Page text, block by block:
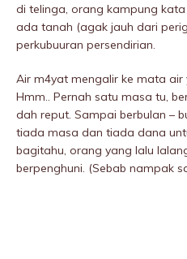
di telinga, orang kampung
ada tanah (agak jauh dari
perkubuuran persendirian.
Air m4yat mengalir ke mata
Hmm.. Pernah satu masa tu,
dah reput. Sampai berbulan –
tiada masa dan tiada dana
bagitahu, orang yang lalu
berpenghuni. (Sebab nampak